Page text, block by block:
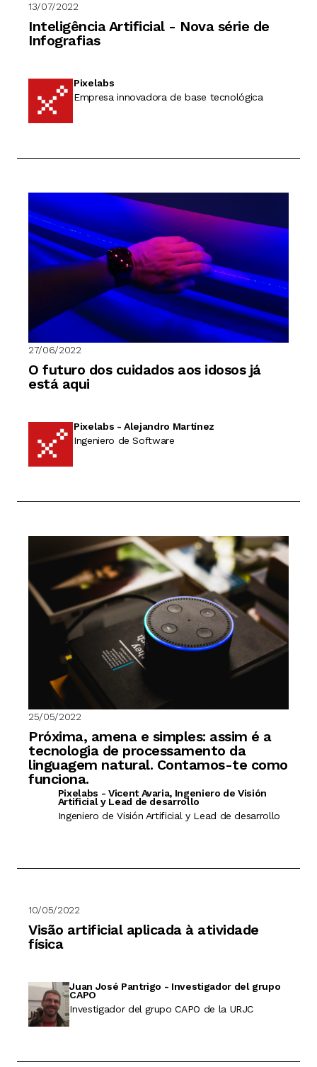
13/07/2022
Inteligência Artificial - Nova série de
Infografias
Pixelabs
Empresa innovadora de base tecnológica
27/06/2022
O futuro dos cuidados aos idosos já
está aqui
Pixelabs - Alejandro Martínez
Ingeniero de Software
25/05/2022
Próxima, amena e simples: assim é a
tecnologia de processamento da
linguagem natural. Contamos-te como
funciona.
Pixelabs - Vicent Avaria, Ingeniero de Visión
Artificial y Lead de desarrollo
Ingeniero de Visión Artificial y Lead de desarrollo
10/05/2022
Visão artificial aplicada à atividade
física
Juan José Pantrigo - Investigador del grupo
CAPO
Investigador del grupo CAPO de la URJC